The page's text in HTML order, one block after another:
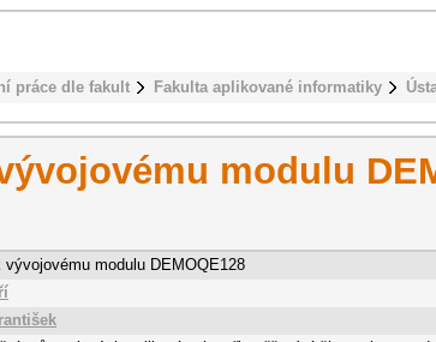
práce dle fakult Fakulta aplikované informatiky
modulu
vývojovému modulu DEMOQE128